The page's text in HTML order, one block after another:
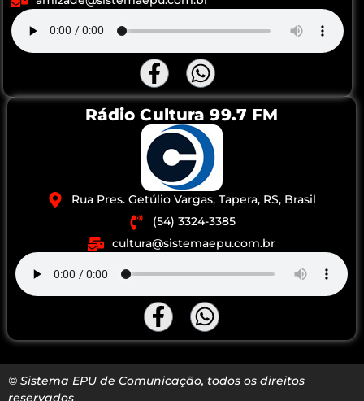
Rádio Cultura 99.7 FM
Rua Pres. Getúlio Vargas, Tapera, RS, Brasil
(54) 3324-3385
cultura@sistemaepu.com.br
© Sistema EPU de Comunicação, todos os direitos
reservados